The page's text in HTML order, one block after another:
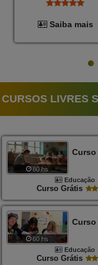
Saiba mais
CURSOS LIVRES
60 hs
Curso
Educação
Curso Grátis
60 hs
Curso
Educação
Curso Grátis